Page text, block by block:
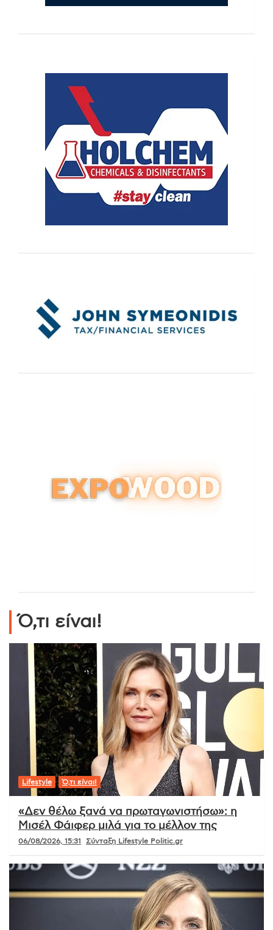
Ό,τι είναι!
Lifestyle Ό,τι είναι!
«Δεν θέλω ξανά να πρωταγωνιστήσω»: η
Μισέλ Φάιφερ μιλά για το μέλλον της
06/08/2026, 15:31 Σύνταξη Lifestyle Politic.gr